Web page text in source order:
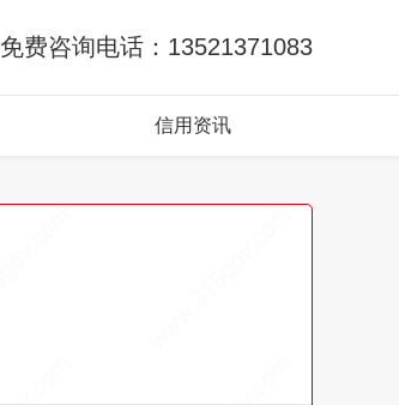
免费咨询电话：13521371083
信用资讯